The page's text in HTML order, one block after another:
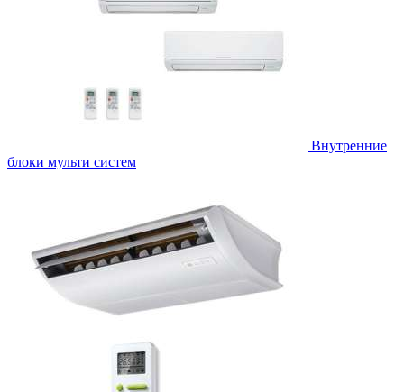
Внутренние
блоки мульти систем